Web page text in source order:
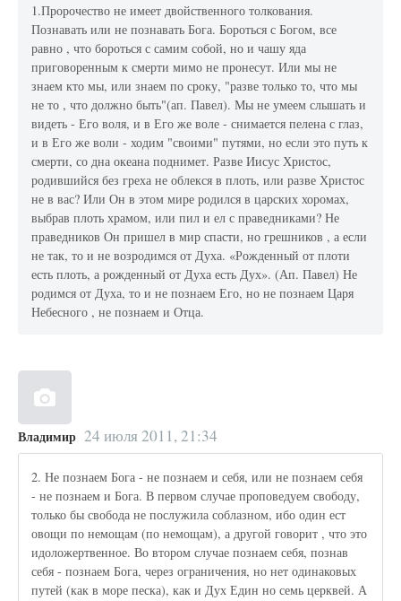
1.Пророчество не имеет двойственного толкования.
Познавать или не познавать Бога. Бороться с Богом, все
равно , что бороться с самим собой, но и чашу яда
приговоренным к смерти мимо не пронесут. Или мы не
знаем кто мы, или знаем по сроку, "разве только то, что мы
не то , что должно быть"(ап. Павел). Мы не умеем слышать и
видеть - Его воля, и в Его же воле - снимается пелена с глаз,
и в Его же воли - ходим "своими" путями, но если это путь к
смерти, со дна океана поднимет. Разве Иисус Христос,
родившийся без греха не облекся в плоть, или разве Христос
не в вас? Или Он в этом мире родился в царских хоромах,
выбрав плоть храмом, или пил и ел с праведниками? Не
праведников Он пришел в мир спасти, но грешников , а если
не так, то и не возродимся от Духа. «Рожденный от плоти
есть плоть, а рожденный от Духа есть Дух». (Ап. Павел) Не
родимся от Духа, то и не познаем Его, но не познаем Царя
Небесного , не познаем и Отца.
Владимир 24 июля 2011, 21:34
2. Не познаем Бога - не познаем и себя, или не познаем себя
- не познаем и Бога. В первом случае проповедуем свободу,
только бы свобода не послужила соблазном, ибо один ест
овощи по немощам (по немощам), а другой говорит , что это
идоложертвенное. Во втором случае познаем себя, познав
себя - познаем Бога, через ограничения, но нет одинаковых
путей (как в море песка), как и Дух Един но семь церквей. А